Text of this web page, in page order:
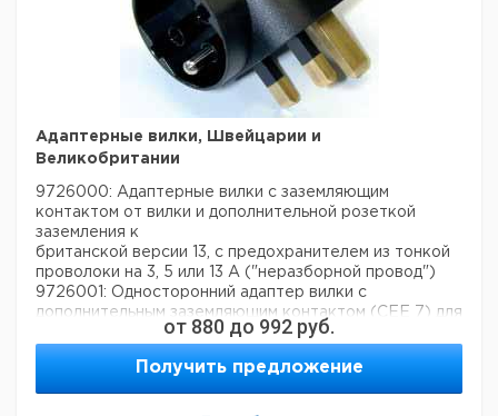
Адаптерные вилки, Швейцарии и
Великобритании
9726000: Адаптерные вилки с заземляющим
контактом от вилки и дополнительной розеткой
заземления к
британской версии 13, с предохранителем из тонкой
проволоки на 3, 5 или 13 А ("неразборной провод")
9726001: Односторонний адаптер вилки с
дополнительным заземляющим контактом (CEE 7) для
версия типа 12 ("неразборной провод")
Цена Цена
от 880 до 992 руб.
Получить предложение